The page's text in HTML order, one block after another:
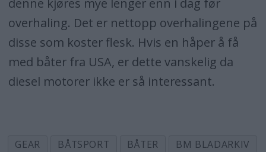
denne kjøres mye lenger enn i dag før
overhaling. Det er nettopp overhalingene på
disse som koster flesk. Hvis en håper å få
med båter fra USA, er dette vanskelig da
diesel motorer ikke er så interessant.
GEAR BÅTSPORT BÅTER
BM BLADARKIV